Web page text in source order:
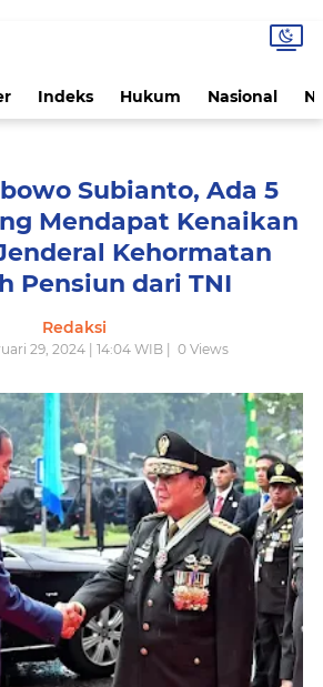
Indeks Hukum Nasional
Subianto, Ada 5
Mendapat Kenaikan
Kehormatan
Pensiun dari TNI
Redaksi
29, 2024 | 14:04 WIB | 0Views